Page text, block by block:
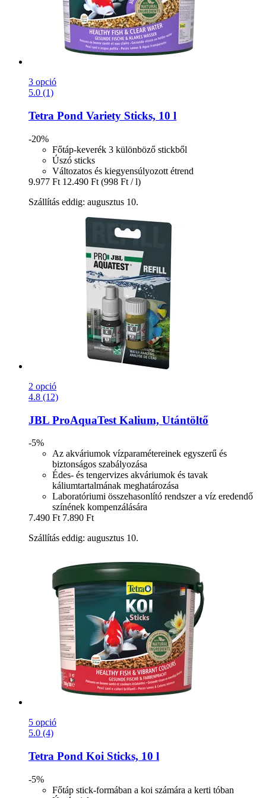
3 opció
5.0 (1)
Tetra Pond Variety Sticks, 10 l
-20%
Főtáp-keverék 3 különböző stickből
Úszó sticks
Változatos és kiegyensúlyozott étrend
9.977 Ft 12.490 Ft (998 Ft / l)
Szállítás eddig: augusztus 10.
2 opció
4.8 (12)
JBL ProAquaTest Kalium, Utántöltő
-5%
Az akváriumok vízparamétereinek egyszerű és
biztonságos szabályozása
Édes- és tengervizes akváriumok és tavak
káliumtartalmának meghatározása
Laboratóriumi összehasonlító rendszer a víz eredendő
színének kompenzálására
7.490 Ft 7.890 Ft
Szállítás eddig: augusztus 10.
5 opció
5.0 (4)
Tetra Pond Koi Sticks, 10 l
-5%
Főtáp stick-formában a koi számára a kerti tóban